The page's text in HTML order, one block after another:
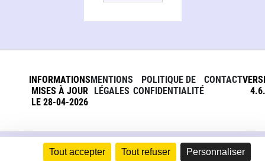
Tout accepter Tout refuser Personnaliser
INFORMATIONS
MISES À JOUR
LE 28-04-2026
MENTIONS
LÉGALES
POLITIQUE DE
CONFIDENTIALITÉ
CONTACT